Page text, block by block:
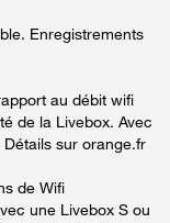
Enregistrements
au débit wifi
de la Livebox. Avec
sur orange.fr
de Wifi
une Livebox S ou